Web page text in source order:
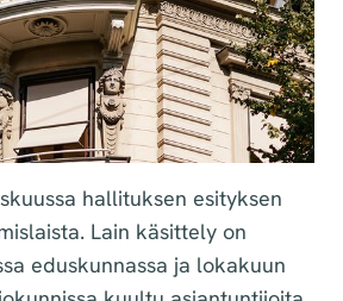
hallituksen esityksen
Lain käsittely on
eduskunnassa ja lokakuun